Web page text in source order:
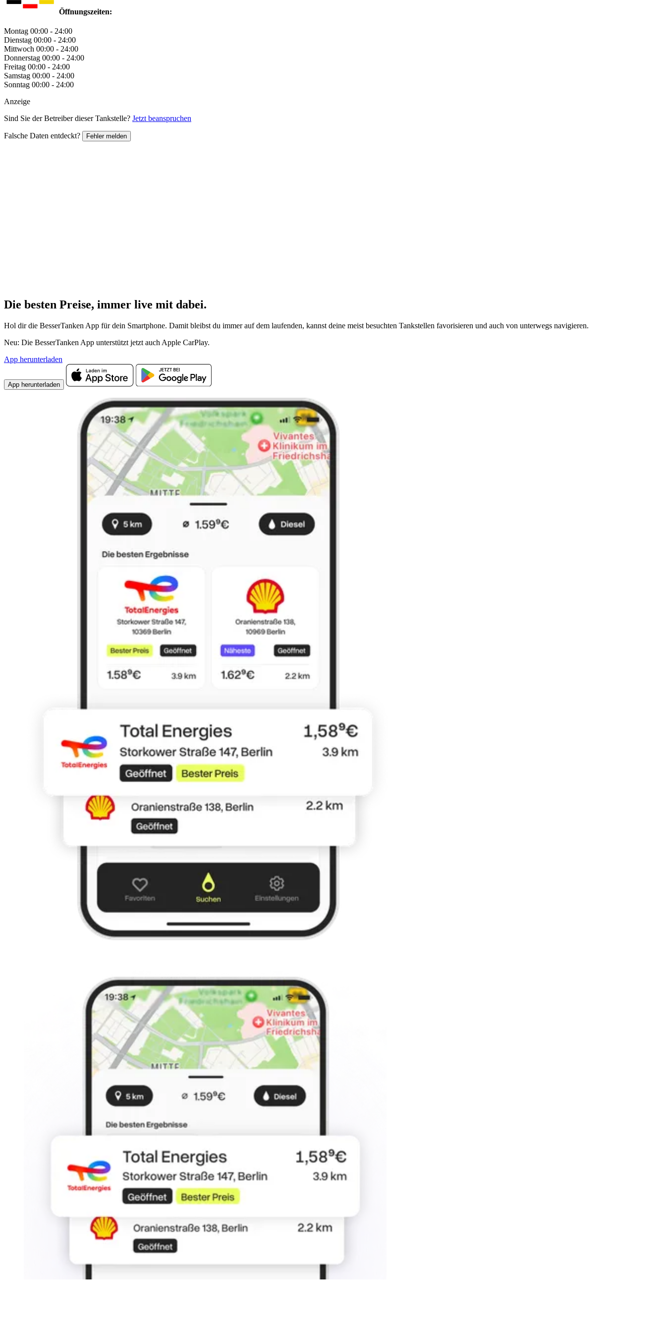
Öffnungszeiten:
Montag 00:00 - 24:00
Dienstag 00:00 - 24:00
Mittwoch 00:00 - 24:00
Donnerstag 00:00 - 24:00
Freitag 00:00 - 24:00
Samstag 00:00 - 24:00
Sonntag 00:00 - 24:00
Anzeige
Sind Sie der Betreiber dieser Tankstelle? Jetzt beanspruchen
Falsche Daten entdeckt? Fehler melden
Die besten Preise, immer live mit dabei.
Hol dir die BesserTanken App für dein Smartphone. Damit bleibst du immer auf dem laufenden, kannst deine meist besuchten Tankstellen favorisieren und auch von unterwegs navigieren.
Neu: Die BesserTanken App unterstützt jetzt auch Apple CarPlay.
App herunterladen
App herunterladen